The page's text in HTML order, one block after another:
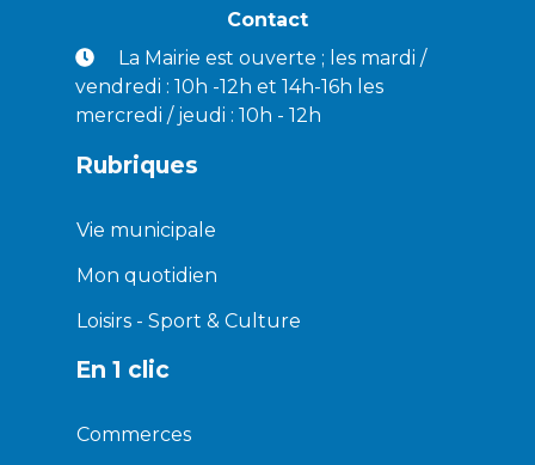
Contact
La Mairie est ouverte ; les mardi /
vendredi : 10h -12h et 14h-16h les
mercredi / jeudi : 10h - 12h
Rubriques
Vie municipale
Mon quotidien
Loisirs - Sport & Culture
En 1 clic
Commerces